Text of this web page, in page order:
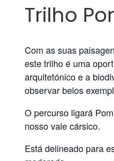
Trilho
Com as suas
este trilho é uma
arquitetónico e a
observar belos
O percurso ligará
nosso vale cársico.
Está delineado para